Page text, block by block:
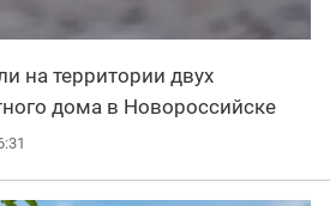
на территории двух
дома в Новороссийске